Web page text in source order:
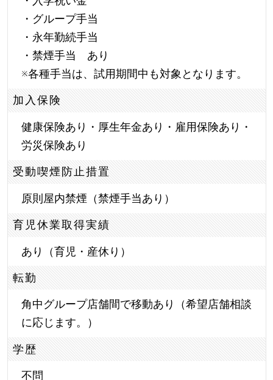
・グループ手当
・永年勤続手当
・禁煙手当 あり
※各種手当は、試用期間中も対象となります。
加入保険
健康保険あり・厚生年金あり・雇用保険あり・
労災保険あり
受動喫煙防止措置
原則屋内禁煙（禁煙手当あり）
育児休業取得実績
あり（育児・産休り）
転勤
角中グループ店舗間で移動あり（希望店舗相談
に応じます。）
学歴
不問